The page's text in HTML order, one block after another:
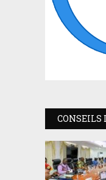
CONSEILS